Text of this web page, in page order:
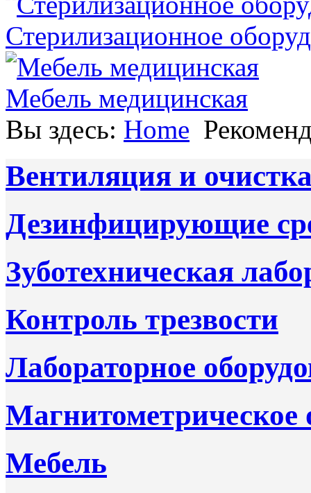
Стерилизационное
Мебель медицинская
Вы здесь: Home
Вентиляция и
Дезинфицирующие
Зуботехническая
Контроль трезвости
Лабораторное
Магнитометрическое
Мебель